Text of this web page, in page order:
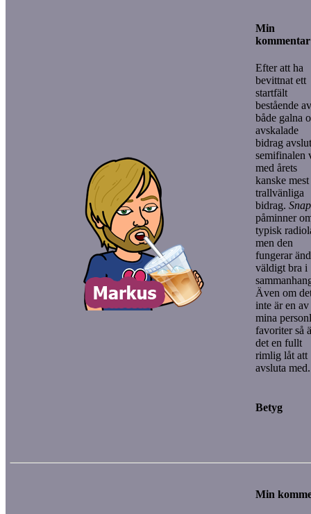
Min
kommentar
Efter att ha
bevittnat ett
startfält
bestående av
både galna
avskalade
bidrag
semifinalen
med årets
kanske mest
trallvänliga
bidrag. Snap
påminner
typisk
men den
fungerar
väldigt bra i
Även om
inte är en av
mina
favoriter så
det en fullt
rimlig låt att
avsluta med.
Betyg
Min